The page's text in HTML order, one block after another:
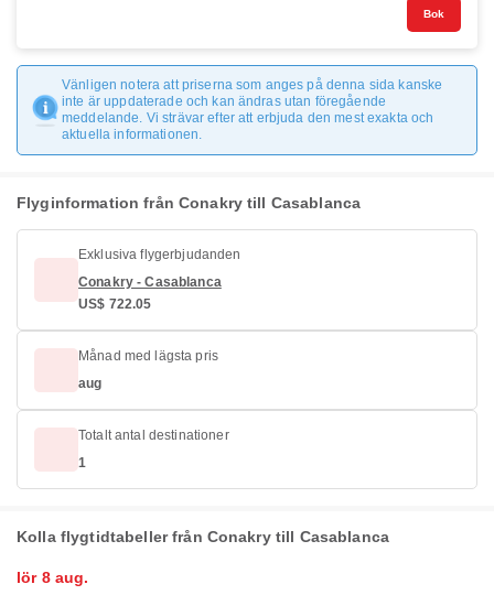
Bok
Vänligen notera att priserna som anges på denna sida kanske
inte är uppdaterade och kan ändras utan föregående
meddelande. Vi strävar efter att erbjuda den mest exakta och
aktuella informationen.
Flyginformation från Conakry till Casablanca
Exklusiva flygerbjudanden
Conakry - Casablanca
US$ 722.05
Månad med lägsta pris
aug
Totalt antal destinationer
1
Kolla flygtidtabeller från Conakry till Casablanca
lör 8 aug.